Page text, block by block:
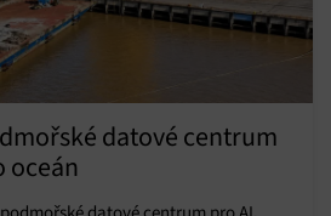
datové centrum
oceán